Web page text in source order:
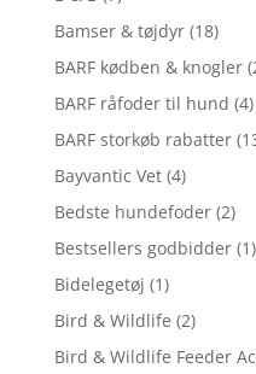
Bamser & tøjdyr (18)
BARF kødben & knogler
BARF råfoder til hund (4)
BARF storkøb rabatter
Bayvantic Vet (4)
Bedste hundefoder (2)
Bestsellers godbidder (1)
Bidelegetøj (1)
Bird & Wildlife (2)
Bird & Wildlife Feeder